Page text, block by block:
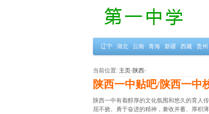
辽宁 湖北 云南 青海 新疆 西藏 贵州
当前位置: 主页-陕西-
陕西一中贴吧/陕西一中
陕西一中有着醇厚的文化氛围和悠久的育人传
屈不挠、勇于奋进的精神，兼收并蓄、厚积